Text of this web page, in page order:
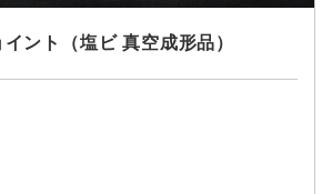
ント（塩ビ 真空成形品）